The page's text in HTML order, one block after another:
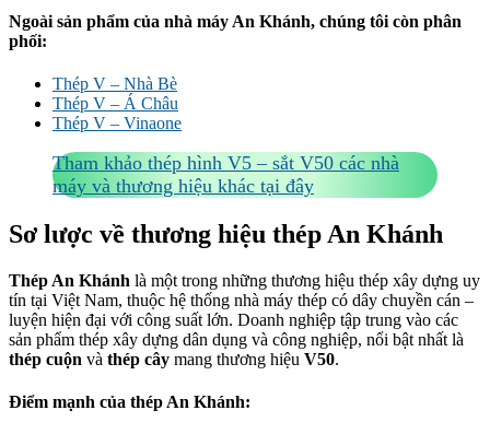
Ngoài sản phẩm của nhà máy An Khánh, chúng tôi còn phân
phối:
Thép V – Nhà Bè
Thép V – Á Châu
Thép V – Vinaone
Tham khảo thép hình V5 – sắt V50 các nhà
máy và thương hiệu khác tại đây
Sơ lược về thương hiệu thép An Khánh
Thép An Khánh là một trong những thương hiệu thép xây dựng uy
tín tại Việt Nam, thuộc hệ thống nhà máy thép có dây chuyền cán –
luyện hiện đại với công suất lớn. Doanh nghiệp tập trung vào các
sản phẩm thép xây dựng dân dụng và công nghiệp, nổi bật nhất là
thép cuộn và thép cây mang thương hiệu V50.
Điểm mạnh của thép An Khánh: